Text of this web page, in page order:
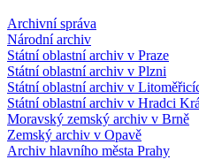
Archivní správa
Národní archiv
Státní oblastní archiv v Praze
Státní oblastní archiv v Plzni
Státní oblastní archiv v
Státní oblastní archiv v Hradci
Moravský zemský archiv v Brně
Zemský archiv v Opavě
Archiv hlavního města Prahy